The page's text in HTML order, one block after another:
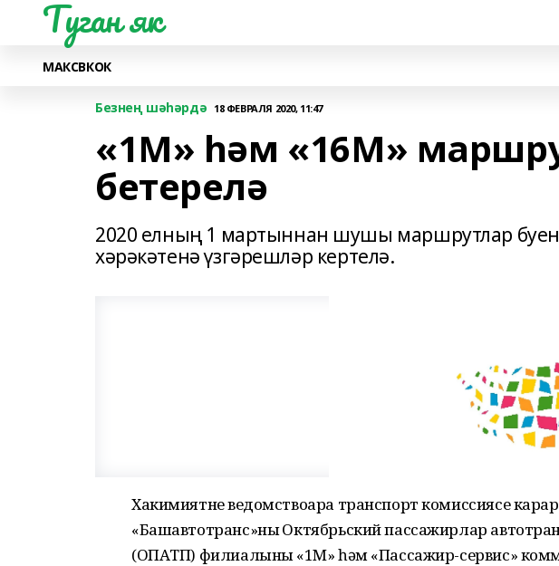
Туган як
МАКСВКОК
Безнең шәһәрдә 18 ФЕВРАЛЯ 2020, 11:47
«1М» һәм «16М»
бетерелә
2020 елның 1 мартыннан шушы маршрутлар
хәрәкәтенә үзгәрешләр кертелә.
Хакимиятнең ведомствоара транспорт комиссиясе
«Башавтотранс»ның Октябрьский пассажирлар
(ОПАТП) филиалының «1М» һәм «Пассажир-сервис»